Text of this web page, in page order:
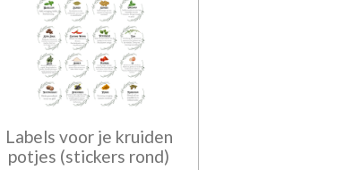
Labels voor je kruiden
potjes (stickers rond)